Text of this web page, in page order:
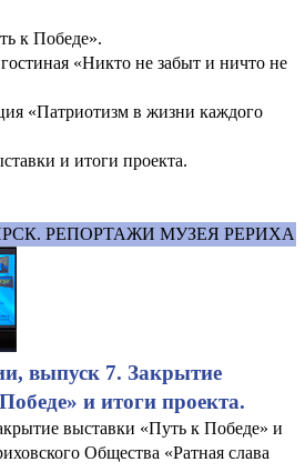
к Победе».
«Никто не забыт и ничто не
«Патриотизм в жизни каждого
и итоги проекта.
РЕПОРТАЖИ МУЗЕЯ РЕРИХА
выпуск 7. Закрытие
и итоги проекта.
выставки «Путь к Победе» и
Общества «Ратная слава